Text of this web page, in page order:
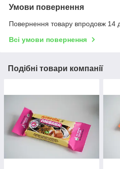
Умови повернення
Повернення товару впродовж 14
Всі умови повернення
Подібні товари компанії